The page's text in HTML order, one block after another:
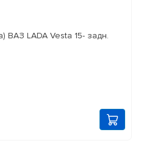
ВАЗ LADA Vesta 15- задн.